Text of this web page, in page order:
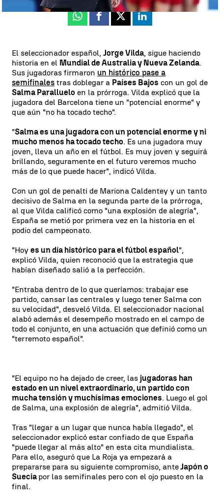
Whatsapp
Facebook
X Linkedin
El seleccionador español, Jorge Vilda, sigue haciendo
historia en el Mundial de Australia y Nueva Zelanda.
Sus jugadoras firmaron un histórico pase a
semifinales tras doblegar a Países Bajos con un gol de
Salma Paralluelo en la prórroga. Vilda explicó que la
jugadora del Barcelona tiene un "potencial enorme" y
que aún "no ha tocado techo".
"Salma es una jugadora con un potencial enorme y ni
mucho menos ha tocado techo. Es una jugadora muy
joven, lleva un año en el fútbol. Es muy joven y seguirá
brillando, seguramente en el futuro veremos mucho
más de lo que puede hacer", indicó Vilda.
Con un gol de penalti de Mariona Caldentey y un tanto
decisivo de Salma en la segunda parte de la prórroga,
al que Vilda calificó como "una explosión de alegría",
España se metió por primera vez en la historia en el
podio del campeonato.
"Hoy es un día histórico para el fútbol español",
explicó Vilda, quien reconoció que la estrategia que
habían diseñado salió a la perfección.
"Entraba dentro de lo que queríamos: trabajar ese
partido, cansar las centrales y luego tener Salma con
su velocidad", desveló Vilda. El seleccionador nacional
alabó además el desempeño mostrado en el campo de
todo el conjunto, en una actuación que definió como un
"terremoto español".
"El equipo no ha dejado de creer, las jugadoras han
estado en un nivel extraordinario, un partido con
mucha tensión y muchísimas emociones. Luego el gol
de Salma, una explosión de alegría", admitió Vilda.
Tras "llegar a un lugar que nunca había llegado", el
seleccionador explicó estar confiado de que España
"puede llegar al más alto" en esta cita mundialista.
Para ello, aseguró que La Roja ya empezará a
prepararse para su siguiente compromiso, anteJapón o
Sueciapor las semifinales pero con el ojo puesto en la
final.